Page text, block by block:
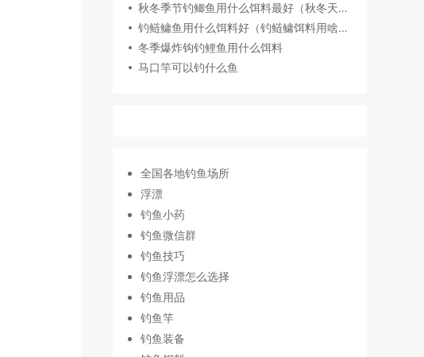
秋冬季节钓鲫鱼用什么饵料最好（秋冬天冷用腥味饵料钓鲫鱼）
钓鲢鳙鱼用什么饵料好（钓鲢鳙饵料用啥味型）
冬季爆炸钩钓鲤鱼用什么饵料
马口竿可以钓什么鱼
全国各地钓鱼场所
浮漂
钓鱼小药
钓鱼微信群
钓鱼技巧
钓鱼浮漂怎么选择
钓鱼用品
钓鱼竿
钓鱼装备